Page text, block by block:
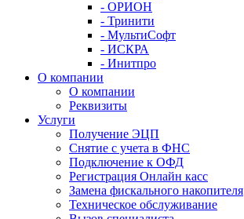
- ОРИОН
- Тринити
- МультиСофт
- ИСКРА
- Инитпро
О компании
О компании
Реквизиты
Услуги
Получение ЭЦП
Снятие с учета в ФНС
Подключение к ОФД
Регистрация Онлайн касс
Замена фискального накопителя
Техническое обслуживание